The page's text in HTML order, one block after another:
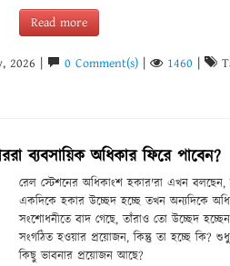
Read more
2026 | 0 Comment(s) 1460
ব্যবসায়িক অধিকার ফিরে পাবেন?
রেল স্টেশনের অধিকাংশ হকার'রা এখন
একদিকে হকার উচ্ছেদ হচ্ছে তখন অন্যদিকে
সংশোধনীতে বাদ গেছে, তাঁরাও তো উচ্ছেদ
সংগঠিত হওয়ার প্রয়োজন, কিন্তু তা হচ্ছে কি?
কিছু ভাবনার প্রয়োজন আছে?